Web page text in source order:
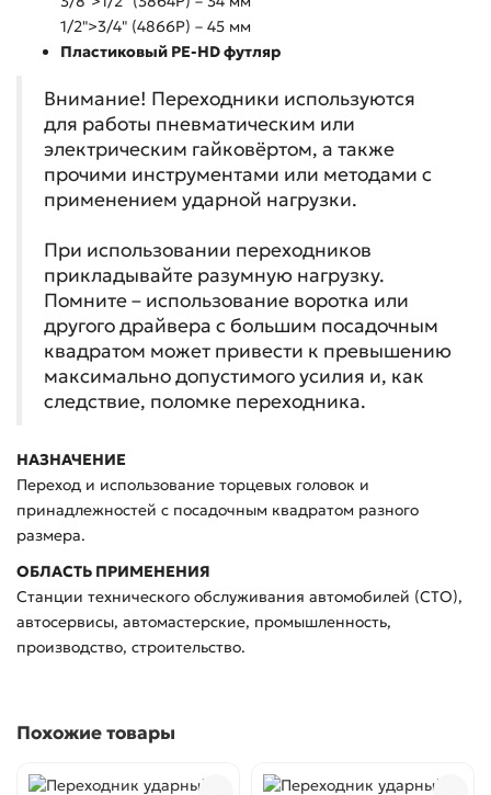
1/2">3/4" (4866P) – 45 мм
Пластиковый PE-HD футляр
Внимание! Переходники используются
для работы пневматическим или
электрическим гайковёртом, а также
прочими инструментами или методами с
применением ударной нагрузки.
При использовании переходников
прикладывайте разумную нагрузку.
Помните – использование воротка или
другого драйвера с большим посадочным
квадратом может привести к превышению
максимально допустимого усилия и, как
следствие, поломке переходника.
НАЗНАЧЕНИЕ
Переход и использование торцевых головок и
принадлежностей с посадочным квадратом разного
размера.
ОБЛАСТЬ ПРИМЕНЕНИЯ
Станции технического обслуживания автомобилей (СТО),
автосервисы, автомастерские, промышленность,
производство, строительство.
Похожие товары